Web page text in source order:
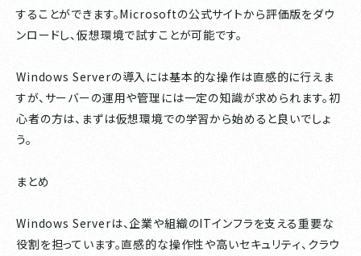
することができます。Microsoftの公式サイトから評価版をダウ
ンロードし、仮想環境で試すことが可能です。
Windows Serverの導入には基本的な操作は直感的に行えま
すが、サーバーの運用や管理には一定の知識が求められます。初
心者の方は、まずは仮想環境での学習から始めると良いでしょ
う。
まとめ
Windows Serverは、企業や組織のITインフラを支える重要な
役割を担っています。直感的な操作性や高いセキュリティ、クラウ